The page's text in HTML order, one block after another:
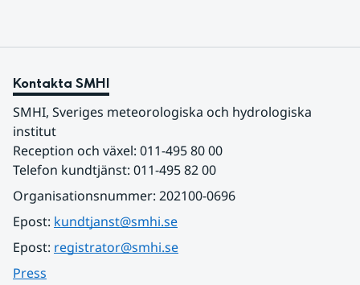
Kontakta SMHI
SMHI, Sveriges meteorologiska och hydrologiska
institut
Reception och växel: 011-495 80 00
Telefon kundtjänst: 011-495 82 00
Organisationsnummer: 202100-0696
Epost: kundtjanst@smhi.se
Epost: registrator@smhi.se
Press